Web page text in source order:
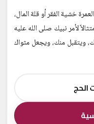
خشية الفقر أو قلة المال،
لأمر نبيك صلى الله عليه
ويتقبل منك، ويجعل مثواك
الحج